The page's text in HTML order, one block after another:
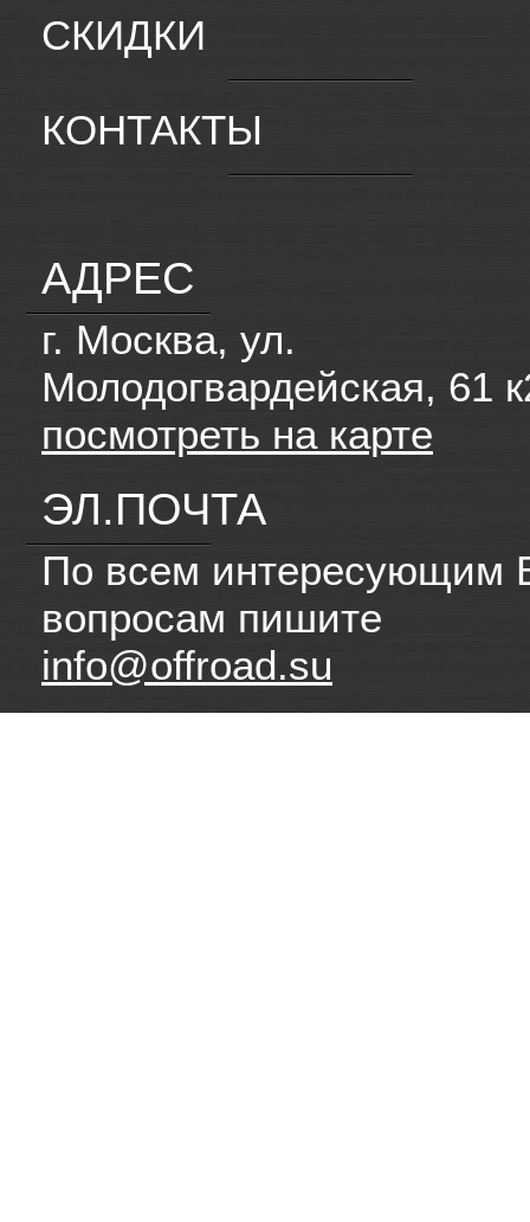
СКИДКИ
КОНТАКТЫ
АДРЕС
г. Москва, ул.
Молодогвардейская, 61
посмотреть на карте
ЭЛ.ПОЧТА
По всем интересующим
вопросам пишите
info@offroad.su